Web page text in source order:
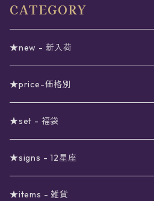
CATEGORY
★new - 新入荷
★price-価格別
セール
真夜中のSALE
予約限定SALE
〜1000円
〜2000円
★set - 福袋
12星座福袋
星の市福袋
★signs - 12星座
12星座ギフトセット
★items - 雑貨